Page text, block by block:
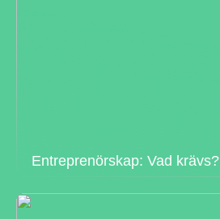
Entreprenörskap: Vad krävs?